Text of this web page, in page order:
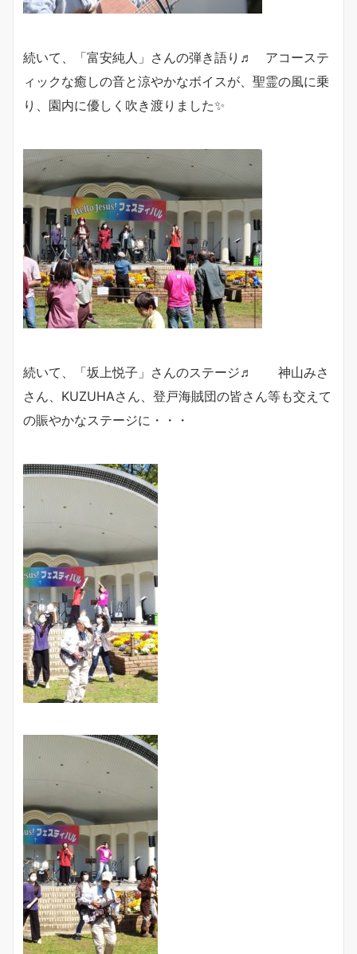
続いて、「富安純人」さんの弾き語り♬ アコーステ
ィックな癒しの音と涼やかなボイスが、聖霊の風に乗
り、園内に優しく吹き渡りました✨
続いて、「坂上悦子」さんのステージ♬ 神山みさ
さん、KUZUHAさん、登戸海賊団の皆さん等も交えて
の賑やかなステージに・・・